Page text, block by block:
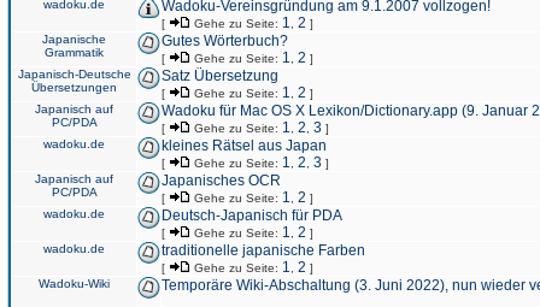
wadoku.de
Wadoku-Vereinsgründung am 9.1.2007 vollzogen!
[ Gehe zu Seite: 1 2 ]
Japanische
Grammatik
Gutes Wörterbuch?
[ Gehe zu Seite: 1 2 ]
Japanisch-Deutsche
Übersetzungen
Satz Übersetzung
[ Gehe zu Seite: 1 2 ]
Japanisch auf
PC/PDA
Wadoku für Mac OS X Lexikon/Dictionary.app (9. Januar
[ Gehe zu Seite: 1 2 3 ]
wadoku.de
kleines Rätsel aus Japan
[ Gehe zu Seite: 1 2 3 ]
Japanisch auf
PC/PDA
Japanisches OCR
[ Gehe zu Seite: 1 2 ]
wadoku.de
Deutsch-Japanisch für PDA
[ Gehe zu Seite: 1 2 ]
wadoku.de
traditionelle japanische Farben
[ Gehe zu Seite: 1 2 ]
Wadoku-Wiki
Temporäre Wiki-Abschaltung (3. Juni 2022), nun wieder